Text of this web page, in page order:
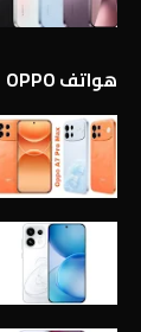
هواتف OPPO